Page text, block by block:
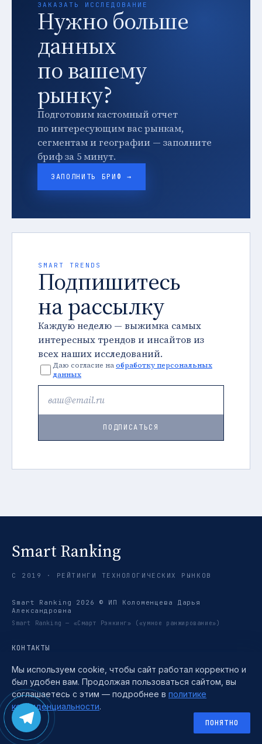
ЗАКАЗАТЬ ИССЛЕДОВАНИЕ
Нужно больше
данных
по вашему
рынку?
Подготовим кастомный отчет
по интересующим вас рынкам,
сегментам и географии — заполните
бриф за 5 минут.
ЗАПОЛНИТЬ БРИФ →
SMART TRENDS
Подпишитесь
на рассылку
Каждую неделю — выжимка самых
интересных трендов и инсайтов из
всех наших исследований.
Даю согласие наобработку персональных
данных
ПОДПИСАТЬСЯ
Smart Ranking
С 2019 · РЕЙТИНГИ ТЕХНОЛОГИЧЕСКИХ РЫНКОВ
Smart Ranking 2026 © ИП Коломенцева Дарья
Александровна
Smart Ranking — «Смарт Рэнкинг» («умное ранжирование»)
КОНТАКТЫ
О КОМПАНИИ
ТРЕНДЫ
МЕТОДИКА
TELEGRAM →
ПОЛИТИКА КОНФИДЕНЦИАЛЬНОСТИ
ПОЛЬЗОВАТЕЛЬСКОЕ СОГЛАШЕНИЕ
СОГЛАСИЕ НА ОБРАБОТКУ ПЕРСОНАЛЬНЫХ ДАННЫХ
Мы используем cookie, чтобы сайт работал корректно и
был удобен вам. Продолжая пользоваться сайтом, вы
соглашаетесь с этим — подробнее в политике
конфиденциальности.
ПОНЯТНО